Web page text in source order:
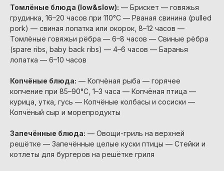
Томлёные блюда (low&slow): — Брискет — говяжья
грудинка, 16–20 часов при 110°C — Рваная свинина (pulled
pork) — свиная лопатка или окорок, 8–12 часов —
Томлёные говяжьи рёбра — 6–8 часов — Свиные рёбра
(spare ribs, baby back ribs) — 4–6 часов — Баранья
лопатка — 6–10 часов
Копчёные блюда: — Копчёная рыба — горячее
копчение при 85–90°C, 1–3 часа — Копчёная птица —
курица, утка, гусь — Копчёные колбасы и сосиски —
Копчёный сыр и морепродукты
Запечённые блюда: — Овощи-гриль на верхней
решётке — Запечённые целые куски птицы — Стейки и
котлеты для бургеров на решётке гриля